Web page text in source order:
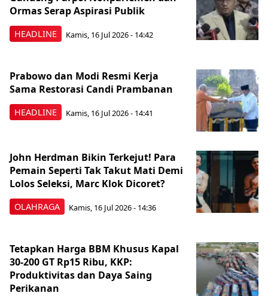
HEADLINE
Ormas Serap Aspirasi Publik
Kamis, 16 Jul 2026 - 14:42
HEADLINE
Prabowo dan Modi Resmi Kerja
Sama Restorasi Candi Prambanan
Kamis, 16 Jul 2026 - 14:41
OLAHRAGA
John Herdman Bikin Terkejut! Para
Pemain Seperti Tak Takut Mati Demi
Lolos Seleksi, Marc Klok Dicoret?
Kamis, 16 Jul 2026 - 14:36
Tetapkan Harga BBM Khusus Kapal
30-200 GT Rp15 Ribu, KKP:
Produktivitas dan Daya Saing
Perikanan